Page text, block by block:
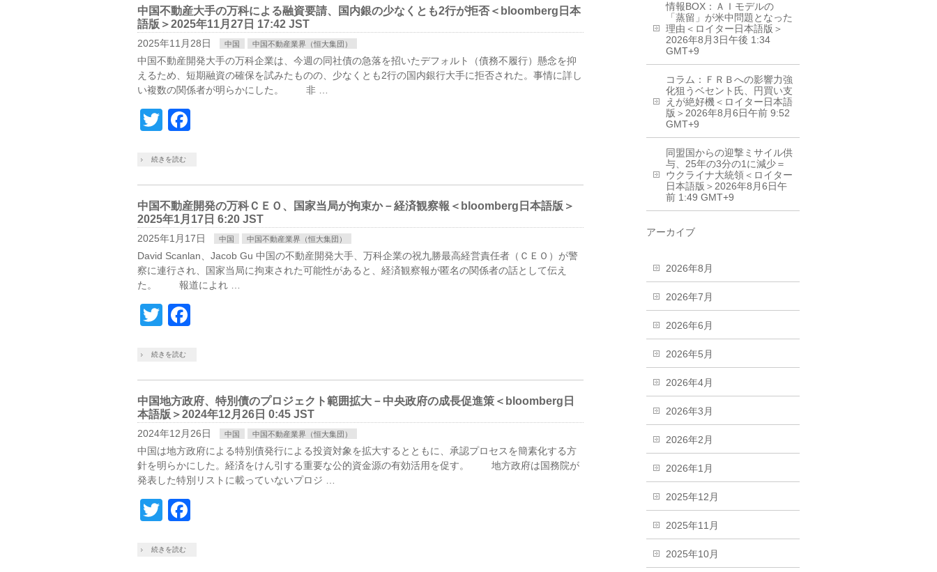
中国不動産大手の万科による融資要請、国内銀の少なくとも2行が拒否＜bloomberg日本
語版＞2025年11月27日 17:42 JST
2025年11月28日 中国 中国不動産業界（恒大集団）
中国不動産開発大手の万科企業は、今週の同社債の急落を招いたデフォルト（債務不履行）懸念を抑
えるため、短期融資の確保を試みたものの、少なくとも2行の国内銀行大手に拒否された。事情に詳し
い複数の関係者が明らかにした。 非 …
Twitter
続きを読む
中国不動産開発の万科ＣＥＯ、国家当局が拘束か－経済観察報＜bloomberg日本語版＞
2025年1月17日 6:20 JST
2025年1月17日 中国 中国不動産業界（恒大集団）
David Scanlan、Jacob Gu 中国の不動産開発大手、万科企業の祝九勝最高経営責任者（ＣＥＯ）が警
察に連行され、国家当局に拘束された可能性があると、経済観察報が匿名の関係者の話として伝え
た。 報道によれ …
Twitter
続きを読む
中国地方政府、特別債のプロジェクト範囲拡大－中央政府の成長促進策＜bloomberg日
本語版＞2024年12月26日 0:45 JST
2024年12月26日 中国 中国不動産業界（恒大集団）
中国は地方政府による特別債発行による投資対象を拡大するとともに、承認プロセスを簡素化する方
針を明らかにした。経済をけん引する重要な公的資金源の有効活用を促す。 地方政府は国務院が
発表した特別リストに載っていないプロジ …
Twitter
続きを読む
情報BOX：ＡＩモデルの
「蒸留」が米中問題となった
理由＜ロイター日本語版＞
2026年8月3日午後 1:34
GMT+9
コラム：ＦＲＢへの影響力強
化狙うベセント氏、円買い支
えが絶好機＜ロイター日本語
版＞2026年8月6日午前 9:52
GMT+9
同盟国からの迎撃ミサイル供
与、25年の3分の1に減少＝
ウクライナ大統領＜ロイター
日本語版＞2026年8月6日午
前 1:49 GMT+9
アーカイブ
2026年8月
2026年7月
2026年6月
2026年5月
2026年4月
2026年3月
2026年2月
2026年1月
2025年12月
2025年11月
2025年10月